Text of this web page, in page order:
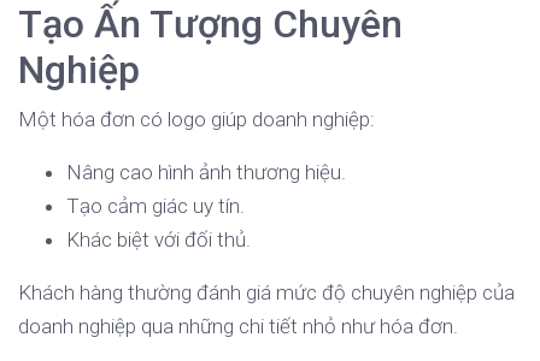
Tạo Ấn Tượng Chuyên
Nghiệp
Một hóa đơn có logo giúp doanh nghiệp:
Nâng cao hình ảnh thương hiệu.
Tạo cảm giác uy tín.
Khác biệt với đối thủ.
Khách hàng thường đánh giá mức độ chuyên nghiệp của
doanh nghiệp qua những chi tiết nhỏ như hóa đơn.